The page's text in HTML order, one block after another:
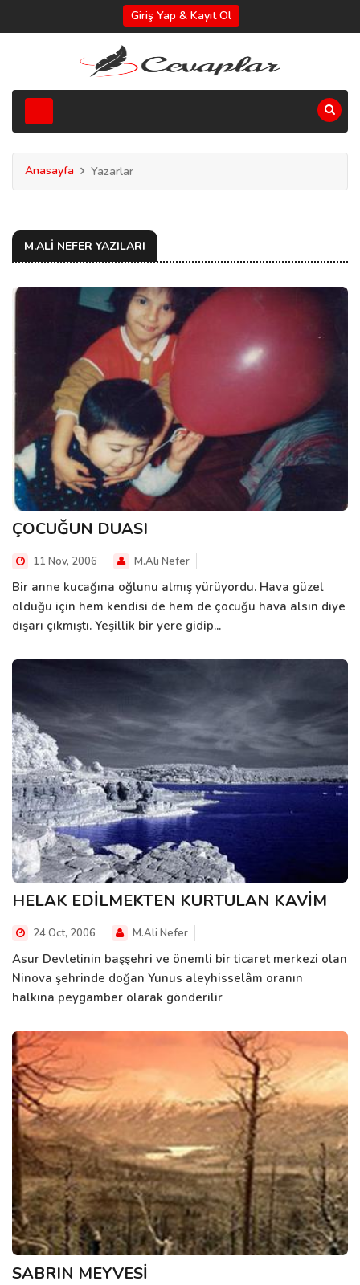
Giriş Yap & Kayıt Ol
Anasayfa Yazarlar
M.ALI NEFER YAZILARI
ÇOCUĞUN DUASI
11 Nov, 2006 M.Ali Nefer
Bir anne kucağına oğlunu almış yürüyordu. Hava güzel
olduğu için hem kendisi de hem de çocuğu hava alsın diye
dışarı çıkmıştı. Yeşillik bir yere gidip...
HELAK EDİLMEKTEN KURTULAN KAVİM
24 Oct, 2006 M.Ali Nefer
Asur Devletinin başşehri ve önemli bir ticaret merkezi olan
Ninova şehrinde doğan Yunus aleyhisselâm oranın
halkına peygamber olarak gönderilir
SABRIN MEYVESİ